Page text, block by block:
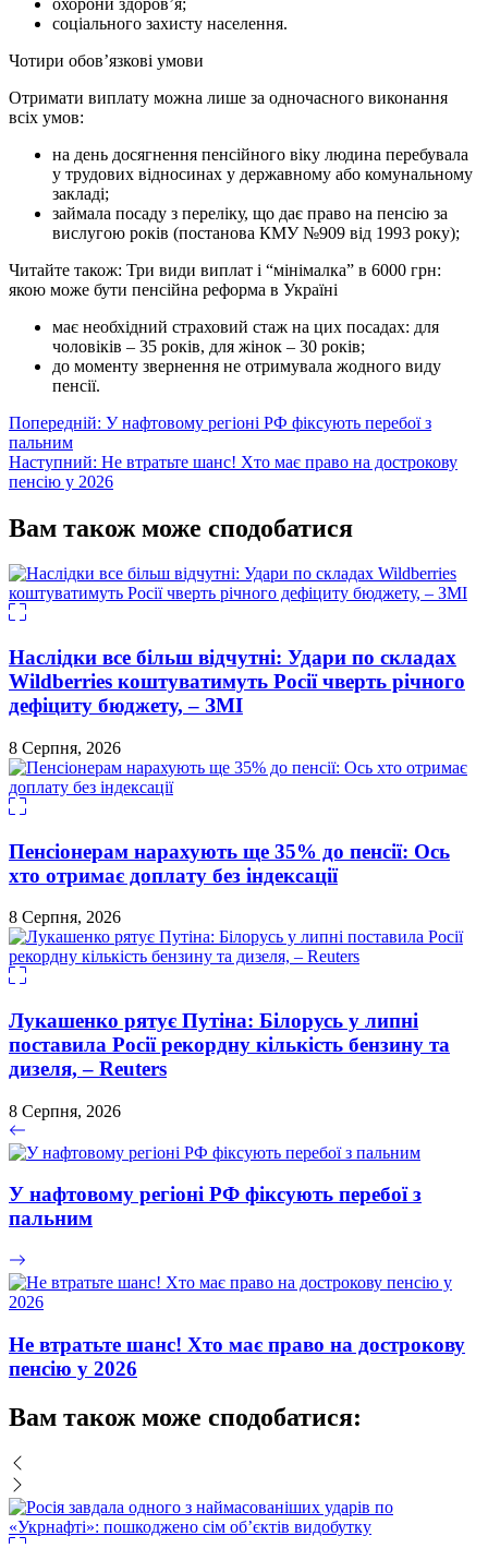
соціального захисту населення.
Чотири обов’язкові умови
Отримати виплату можна лише за одночасного виконання
всіх умов:
на день досягнення пенсійного віку людина перебувала
у трудових відносинах у державному або комунальному
закладі;
займала посаду з переліку, що дає право на пенсію за
вислугою років (постанова КМУ №909 від 1993 року);
Читайте також: Три види виплат і “мінімалка” в 6000 грн:
якою може бути пенсійна реформа в Україні
має необхідний страховий стаж на цих посадах: для
чоловіків – 35 років, для жінок – 30 років;
до моменту звернення не отримувала жодного виду
пенсії.
Навігація
записів
Попередній: У нафтовому регіоні РФ фіксують перебої з
пальним
Наступний: Не втратьте шанс! Хто має право на дострокову
пенсію у 2026
Вам також може сподобатися
Наслідки все більш відчутні: Удари по складах
Wildberries коштуватимуть Росії чверть річного
дефіциту бюджету, – ЗМІ
8 Серпня, 2026
Пенсіонерам нарахують ще 35% до пенсії: Ось
хто отримає доплату без індексації
8 Серпня, 2026
Лукашенко рятує Путіна: Білорусь у липні
поставила Росії рекордну кількість бензину та
дизеля, – Reuters
8 Серпня, 2026
У нафтовому регіоні РФ фіксують перебої з
пальним
Не втратьте шанс! Хто має право на дострокову
пенсію у 2026
Вам також може сподобатися: